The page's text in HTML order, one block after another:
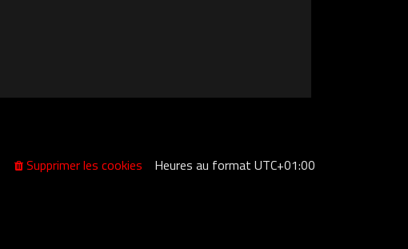
Heures au formatUTC+01:00
Supprimer les cookies